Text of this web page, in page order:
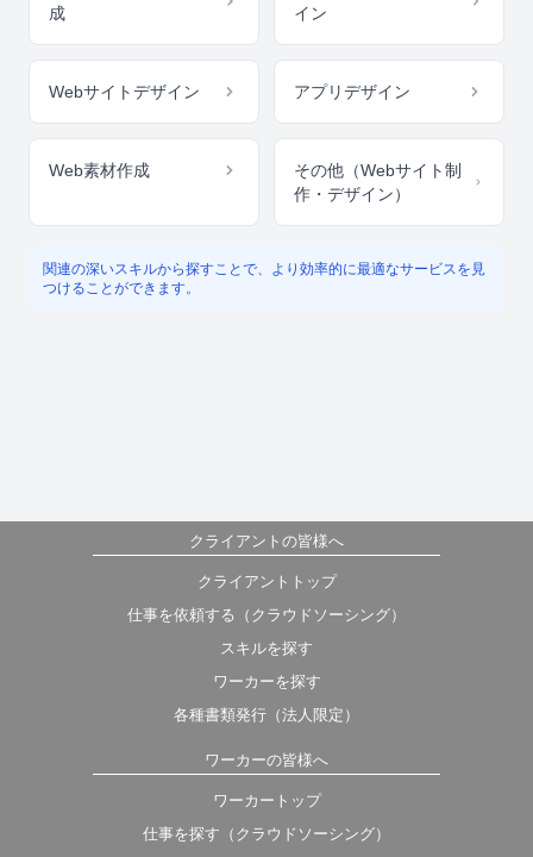
成
イン
Webサイトデザイン アプリデザイン
Web素材作成
その他（Webサイト制
作・デザイン）
関連の深いスキルから探すことで、より効率的に最適なサービスを見
つけることができます。
クライアントの皆様へ
クライアントトップ
仕事を依頼する（クラウドソーシング）
スキルを探す
ワーカーを探す
各種書類発行（法人限定）
ワーカーの皆様へ
ワーカートップ
仕事を探す（クラウドソーシング）